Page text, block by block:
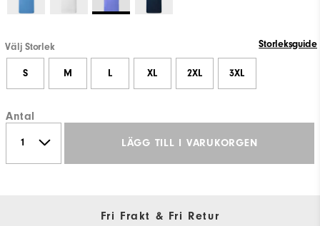
Välj Storlek Storleksguide
S M L XL 2XL 3XL
Antal
LÄGG TILL I VARUKORGEN
Fri Frakt & Fri Retur